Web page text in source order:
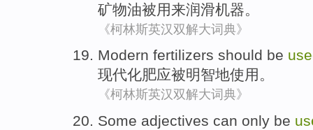
矿物油被用来润滑机器 。
《柯林斯英汉双解大词典》
Modern fertilizers should be
现代化肥应被明智地使用 。
《柯林斯英汉双解大词典》
Some adjectives can only be